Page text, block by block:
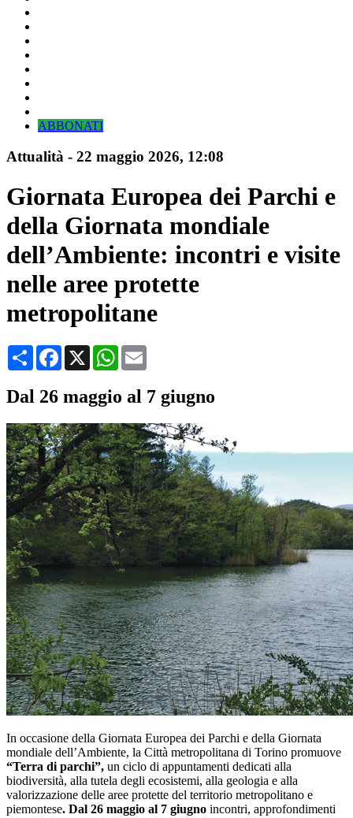
ABBONATI
Attualità - 22 maggio 2026, 12:08
Giornata Europea dei Parchi e
della Giornata mondiale
dell’Ambiente: incontri e visite
nelle aree protette
metropolitane
CondividiFacebook
X WhatsApp
Dal 26 maggio al 7 giugno
In occasione della Giornata Europea dei Parchi e della Giornata
mondiale dell’Ambiente, la Città metropolitana di Torino promuove
“Terra di parchi”, un ciclo di appuntamenti dedicati alla
biodiversità, alla tutela degli ecosistemi, alla geologia e alla
valorizzazione delle aree protette del territorio metropolitano e
piemontese. Dal 26 maggio al 7 giugno incontri, approfondimenti